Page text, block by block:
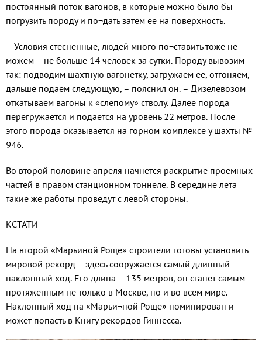
постоянный поток вагонов, в которые можно было бы
погрузить породу и по¬дать затем ее на поверхность.
– Условия стесненные, людей много по¬ставить тоже не
можем – не больше 14 человек за сутки. Породу вывозим
так: подводим шахтную вагонетку, загружаем ее, отгоняем,
дальше подаем следующую, – пояснил он. – Дизелевозом
откатываем вагоны к «слепому» стволу. Далее порода
перегружается и подается на уровень 22 метров. После
этого порода оказывается на горном комплексе у шахты №
946.
Во второй половине апреля начнется раскрытие проемных
частей в правом станционном тоннеле. В середине лета
такие же работы проведут с левой стороны.
КСТАТИ
На второй «Марьиной Роще» строители готовы установить
мировой рекорд – здесь сооружается самый длинный
наклонный ход. Его длина – 135 метров, он станет самым
протяженным не только в Москве, но и во всем мире.
Наклонный ход на «Марьи¬ной Роще» номинирован и
может попасть в Книгу рекордов Гиннесса.